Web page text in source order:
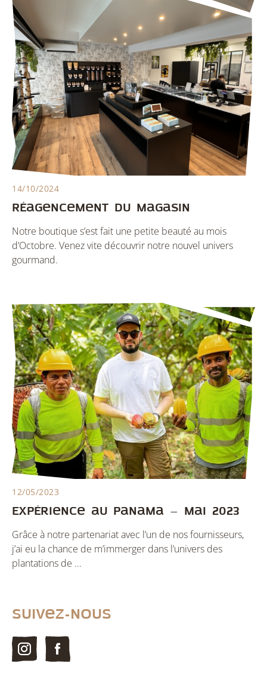
Réagencement du magasin
Notre boutique s’est fait une petite beauté au mois
d’Octobre. Venez vite découvrir notre nouvel univers
gourmand.
14/10/2024
Expérience au Panama – Mai 2023
Grâce à notre partenariat avec l’un de nos fournisseurs,
j’ai eu la chance de m’immerger dans l’univers des
plantations de ...
12/05/2023
Suivez-nous